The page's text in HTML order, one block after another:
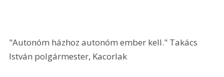
"Autonóm házhoz autonóm ember kell." Takács
István polgármester, Kacorlak